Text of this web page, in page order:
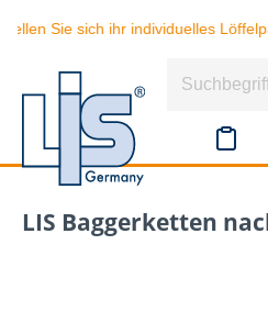
ihr individuelles Löffelpaket für
LIS Baggerketten